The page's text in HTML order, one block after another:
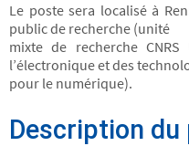
Le poste sera localisé à
public de recherche (unité
mixte de recherche
l’électronique et des
pour le numérique).
Description du